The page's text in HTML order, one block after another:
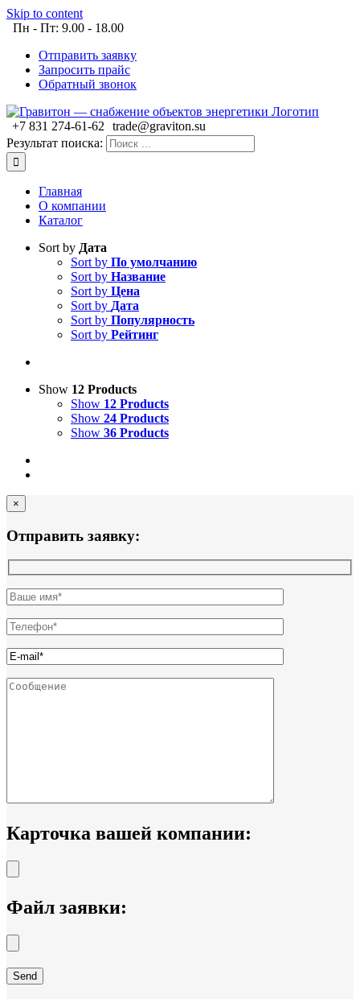
Skip to content
Пн - Пт: 9.00 - 18.00
Отправить заявку
Запросить прайс
Обратный звонок
+7 831 274-61-62
trade@graviton.su
Результат поиска:
Главная
О компании
Каталог
Sort by Дата
Sort by По умолчанию
Sort by Название
Sort by Цена
Sort by Дата
Sort by Популярность
Sort by Рейтинг
Show 12 Products
Show 12 Products
Show 24 Products
Show 36 Products
×
Отправить заявку:
Карточка вашей компании:
Файл заявки: